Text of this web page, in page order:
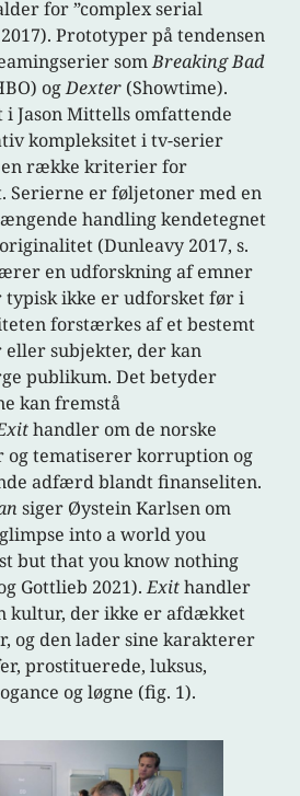
for ”complex serial
Prototyper på tendensen
somBreaking Bad
ogDexter (Showtime).
i Jason Mittells omfattende
kompleksitet i tv-serier
en række kriterier for
Serierne er føljetoner med en
handling kendetegnet
(Dunleavy 2017, s.
en udforskning af emner
typisk ikke er udforsket før i
forstærkes af et bestemt
eller subjekter, der kan
publikum. Det betyder
kan fremstå
handler om de norske
tematiserer korruption og
adfærd blandt finanseliten.
siger Øystein Karlsen om
into a world you
but that you know nothing
Gottlieb 2021).Exithandler
kultur, der ikke er afdækket
og den lader sine karakterer
prostituerede, luksus,
og løgne (fig. 1).